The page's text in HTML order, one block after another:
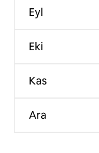
Eyl
Eki
Kas
Ara